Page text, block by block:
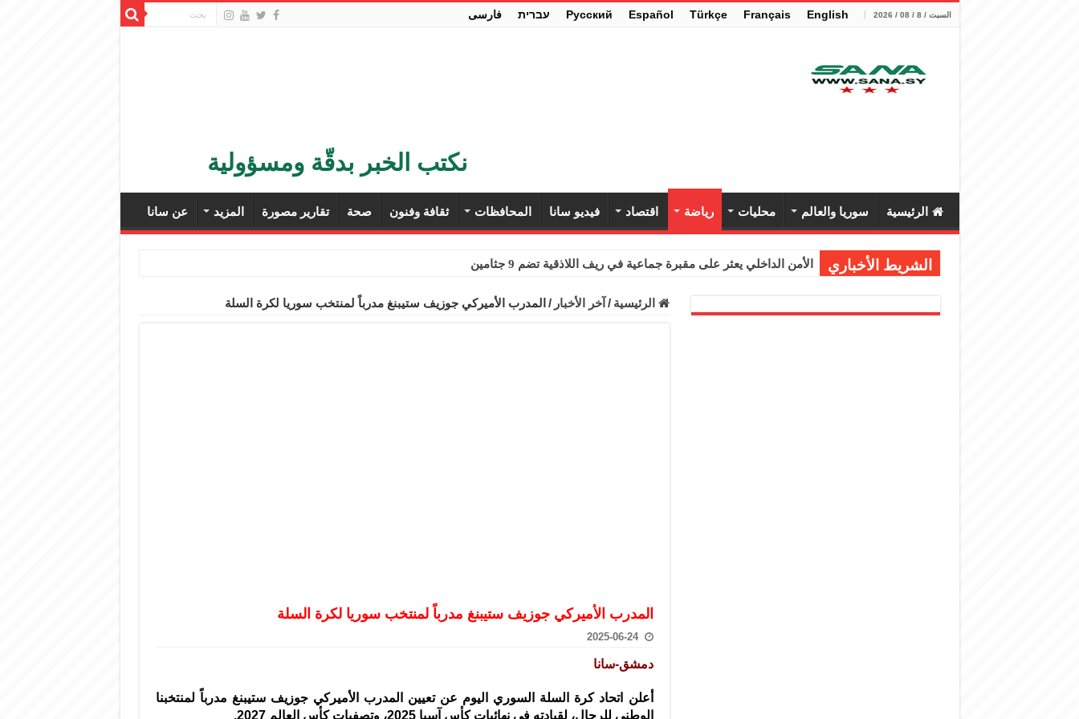
السبت / 8 / 08 / 2026 English
Français
Türkçe
Español
Pусский עברית فارسی
نكتب الخبر بدقّة ومسؤولية
الرئيسية سوريا والعالم محليات رياضة اقتصاد فيديو سانا المحافظات ثقافة وفنون صحة تقارير مصورة المزيد عن سانا
الشريط الأخباري الأمن الداخلي يعثر على مقبرة جماعية في ريف اللاذقية تضم 9 جثامين
برنية: مرسوم بإعفاء مستهلكي الكهرباء المنزلية والتجارية والصناعية من الرسوم
الرئيسية / آخر الأخبار / المدرب الأميركي جوزيف ستيبنغ مدرباً لمنتخب سوريا لكرة السلة
المدرب الأميركي جوزيف ستيبنغ مدرباً لمنتخب سوريا لكرة السلة
2025-06-24
دمشق-سانا
أعلن اتحاد كرة السلة السوري اليوم عن تعيين المدرب الأميركي جوزيف ستيبنغ مدرباً لمنتخبنا
الوطني للرجال، لقيادته في نهائيات كأس آسيا 2025، وتصفيات كأس العالم 2027.